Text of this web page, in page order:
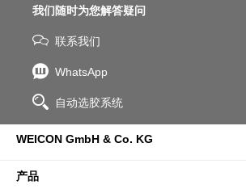
我们随时为您解答疑问
联系我们
WhatsApp
自动选胶系统
WEICON GmbH & Co. KG
产品